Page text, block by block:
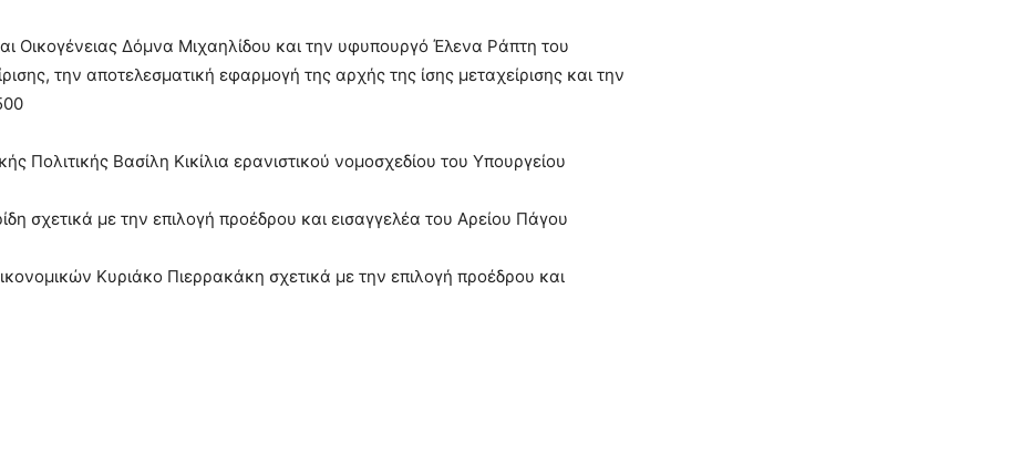
Οικογένειας Δόμνα Μιχαηλίδου και την υφυπουργό Έλενα Ράπτη του
την αποτελεσματική εφαρμογή της αρχής της ίσης μεταχείρισης και την
Πολιτικής Βασίλη Κικίλια ερανιστικού νομοσχεδίου του Υπουργείου
σχετικά με την επιλογή προέδρου και εισαγγελέα του Αρείου Πάγου
Κυριάκο Πιερρακάκη σχετικά με την επιλογή προέδρου και